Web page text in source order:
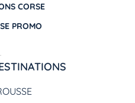
CORSE
PROMO